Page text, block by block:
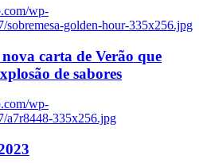
wp-
sobremesa-golden-hour-335x256.jpg
carta de Verão que
de sabores
wp-
a7r8448-335x256.jpg